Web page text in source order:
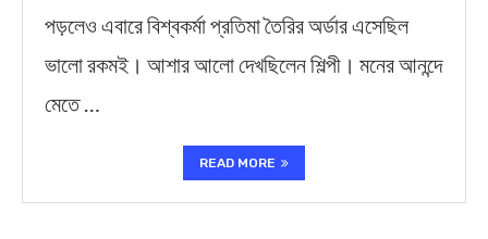
পড়লেও এবারে বিশ্বকর্মা প্রতিমা তৈরির অর্ডার এসেছিল
ভালো রকমই। আশার আলো দেখছিলেন শিল্পী। মনের আনন্দে
মেতে …
READ MORE